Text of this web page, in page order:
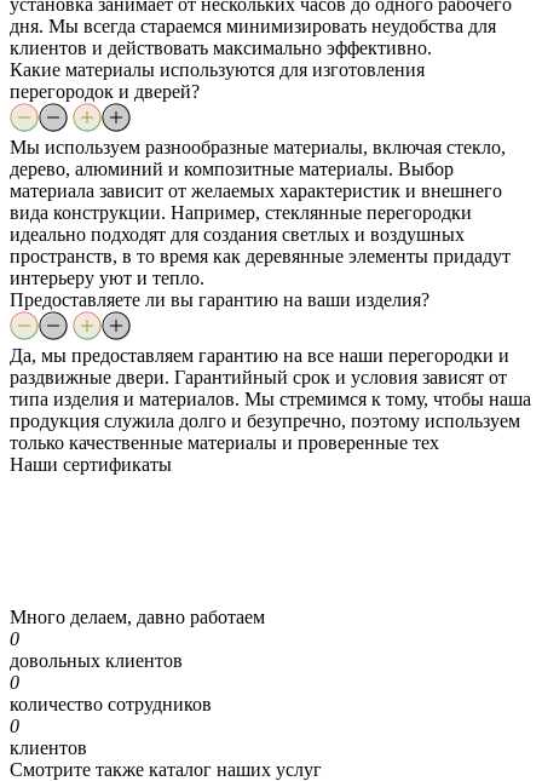
дня. Мы всегда стараемся минимизировать неудобства для
клиентов и действовать максимально эффективно.
Какие материалы используются для изготовления
перегородок и дверей?
Мы используем разнообразные материалы, включая стекло,
дерево, алюминий и композитные материалы. Выбор
материала зависит от желаемых характеристик и внешнего
вида конструкции. Например, стеклянные перегородки
идеально подходят для создания светлых и воздушных
пространств, в то время как деревянные элементы придадут
интерьеру уют и тепло.
Предоставляете ли вы гарантию на ваши изделия?
Да, мы предоставляем гарантию на все наши перегородки и
раздвижные двери. Гарантийный срок и условия зависят от
типа изделия и материалов. Мы стремимся к тому, чтобы наша
продукция служила долго и безупречно, поэтому используем
только качественные материалы и проверенные тех
Наши сертификаты
Много делаем, давно работаем
0
довольных клиентов
0
количество сотрудников
0
клиентов
Смотрите также каталог наших услуг